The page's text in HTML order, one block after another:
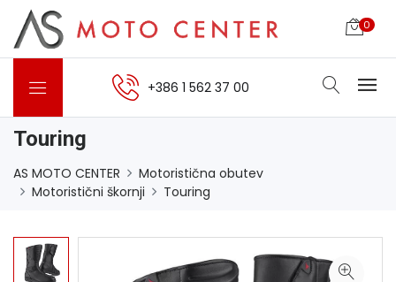
0
+386 1 562 37 00
Touring
AS MOTO CENTER
Motoristična obutev
Motoristični škornji
Touring